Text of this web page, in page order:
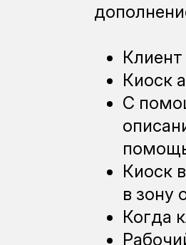
Киоск
С
Киоск
в зону
Когда